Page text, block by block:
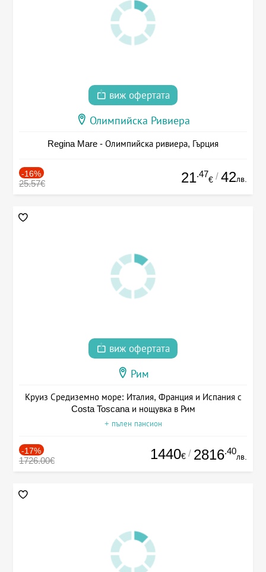
виж офертата
Олимпийска Ривиера
Regina Mare - Олимпийска ривиера, Гърция
-16%
25.57€ 21.47
€ / 42лв.
виж офертата
Рим
Круиз Средиземно море: Италия, Франция и Испания с
Costa Toscana и нощувка в Рим
+ пълен пансион
-17%
1726.00€ 1440€ / 2816.40
лв.